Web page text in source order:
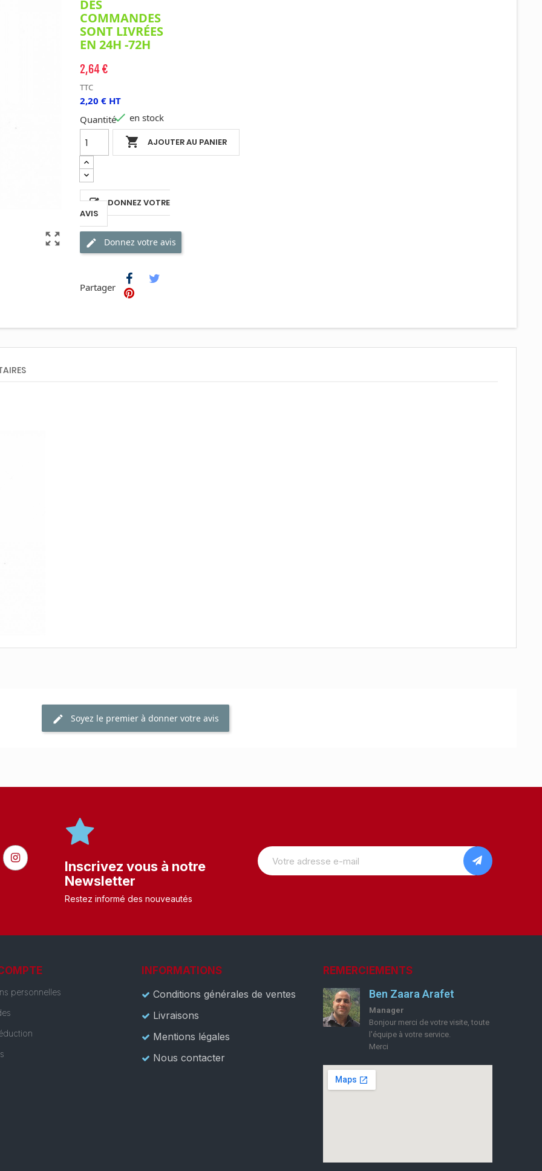
zoom_out_map
DES
COMMANDES
SONT LIVRÉES
EN 24H -72H
2,64 €
TTC
2,20 € HT
Quantité
 AJOUTER AU PANIER
 en stock
DONNEZ VOTRE
AVIS
Donnez votre avis
Partager
Soyez le premier à donner votre avis
Inscrivez vous à notre
Newsletter
Restez informé des nouveautés
personnelles
INFORMATIONS
Conditions générales de ventes
Livraisons
Mentions légales
Nous contacter
REMERCIEMENTS
Ben Zaara Arafet
Manager
Bonjour merci de votre visite, toute
l'équipe à votre service.
Merci